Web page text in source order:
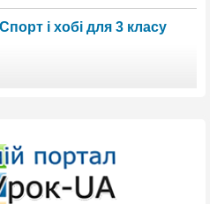
і хобі для 3 класу